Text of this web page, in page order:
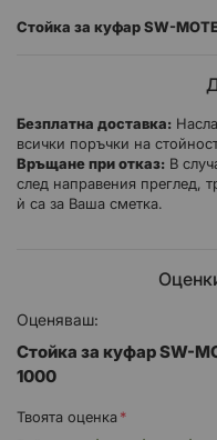
Стойка за куфар SW-
Безплатна доставка:
всички поръчки на
Връщане при отказ: В
след направения преглед,
ѝ са за Ваша сметка.
Оценяваш:
Стойка за куфар SW-
1000
Твоята оценка